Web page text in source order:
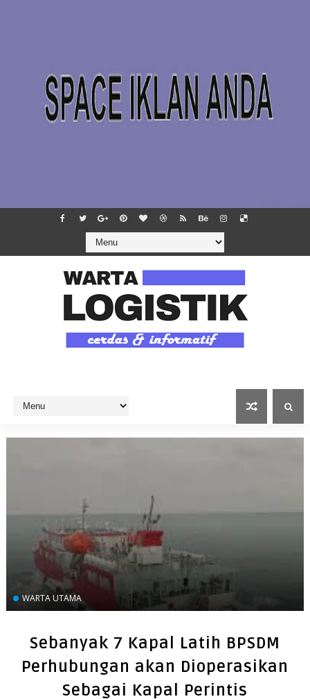
WARTA UTAMA
Sebanyak 7 Kapal Latih BPSDM
Perhubungan akan Dioperasikan
Sebagai Kapal Perintis